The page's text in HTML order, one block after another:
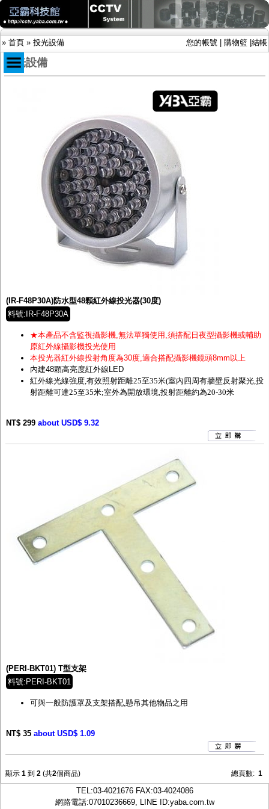
» 首頁 » 投光設備 您的帳號 購物籃 結帳
IP網路攝影機及錄放影機
AHD DVR數位錄放影機
AHD半球型(適用屋內)
AHD中小型紅外線攝影機(適用騎樓、室內外)
AHD防護罩型攝影機(適用屋外，紅外線照射
AHD特殊功能型攝影機
旋轉型攝影機.旋轉台
傳統高解析攝影機
視訊轉換設備
雙絞線傳輸器
雜訊改善器
分配放大器
網路線用水晶頭
網路線
懶人線.同軸線.花線
線頭.插座.延長線.HDMI線
集線盒.防水盒.配線盒
偽裝嚇阻假監視器. 警示防盜貼紙
電腦工業機殼
投光設備
(IR-F48P30A)防水型48顆紅外線投光器(30度)
料號:IR-F48P30A
★本產品不含監視攝影機,無法單獨使用,須搭配日夜型攝影機或輔助
原紅外線攝影機投光使用
本投光器紅外線投射角度為30度,適合搭配攝影機鏡頭8mm以上
內建48顆高亮度紅外線LED
紅外線光線強度,有效照射距離25至35米(室內四周有牆壁反射聚光,投
射距離可達25至35米;室外為開放環境,投射距離約為20-30米
NT$ 299 about USD$ 9.32
(PERI-BKT01) T型支架
料號:PERI-BKT01
可與一般防護罩及支架搭配,懸吊其他物品之用
NT$ 35 about USD$ 1.09
顯示 1 到 2 (共2個商品) 總頁數: 1
TEL:03-4021676FAX:03-4024086
網路電話:07010236669, LINE ID:yaba.com.tw